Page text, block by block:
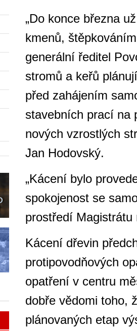
„Do konce března
kmenů,
generální ředitel
stromů a keřů
před zahájením
stavebních prací na
nových vzrostlých
Jan Hodovský.
„Kácení bylo
spokojenost se
prostředí
Kácení dřevin
protipovodňových
opatření v centru
dobře vědomi toho,
plánovaných etap